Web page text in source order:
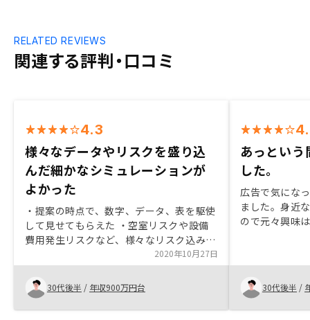
関連する評判・口コミ
RELATED REVIEWS
4.3
様々なデータやリスクを盛り込
んだ細かなシミュレーションが
よかった
・提案の時点で、数字、データ、表を駆使
して見せてもらえた ・空室リスクや設備
費用発生リスクなど、様々なリスク込みの
運用シミュレーションが細かく確認できた
・物件購入後にアプリで細かなサポートが
受けられるので安心・7月末に契約し、9
月から管理費用やサービス内容の大幅な変
更があり、マンション管理をお願いする魅
2020年10月27日
30代後半 / 年収900万円台
あっとい
した。
広告で気にな
ました。身近
ので元々興味
多々あったの
決めました。
30代後半 /